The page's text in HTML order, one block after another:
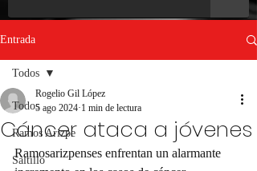
Entrada
Todos
Ramos Arizpe
Saltillo
Todos
Cáncer ataca a jóvenes
Rogelio Gil López
5 ago 2024 1 min de lectura
Ramosarizpenses enfrentan un alarmante